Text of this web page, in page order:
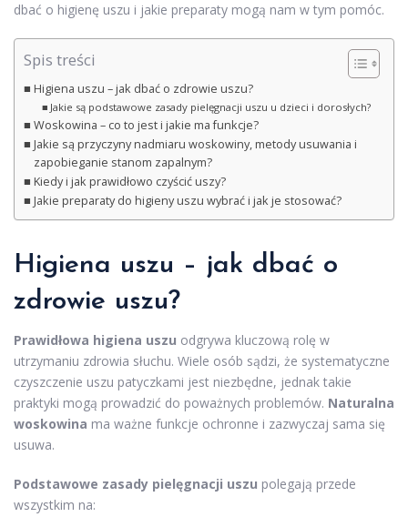
dbać o higienę uszu i jakie preparaty mogą nam w tym pomóc.
Spis treści
Higiena uszu – jak dbać o zdrowie uszu?
Jakie są podstawowe zasady pielęgnacji uszu u dzieci i dorosłych?
Woskowina – co to jest i jakie ma funkcje?
Jakie są przyczyny nadmiaru woskowiny, metody usuwania i
zapobieganie stanom zapalnym?
Kiedy i jak prawidłowo czyścić uszy?
Jakie preparaty do higieny uszu wybrać i jak je stosować?
Higiena uszu – jak dbać o
zdrowie uszu?
Prawidłowa higiena uszu odgrywa kluczową rolę w
utrzymaniu zdrowia słuchu. Wiele osób sądzi, że systematyczne
czyszczenie uszu patyczkami jest niezbędne, jednak takie
praktyki mogą prowadzić do poważnych problemów. Naturalna
woskowina ma ważne funkcje ochronne i zazwyczaj sama się
usuwa.
Podstawowe zasady pielęgnacji uszu polegają przede
wszystkim na: